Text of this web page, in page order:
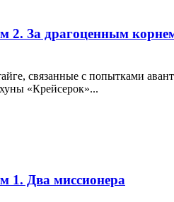
2. За драгоценным
связанные с попытками
«Крейсерок»...
1. Два миссионера